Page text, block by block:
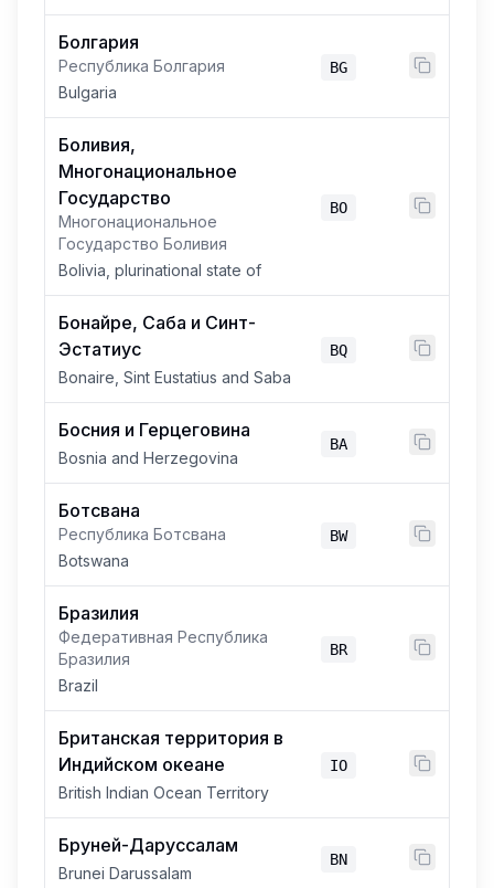
Болгария
Республика Болгария
Bulgaria
BG
Боливия,
Многонациональное
Государство
Многонациональное
Государство Боливия
Bolivia, plurinational state of
BO
Бонайре, Саба и Синт-
Эстатиус
Bonaire, Sint Eustatius and Saba
BQ
Босния и Герцеговина
Bosnia and Herzegovina
BA
Ботсвана
Республика Ботсвана
Botswana
BW
Бразилия
Федеративная Республика
Бразилия
Brazil
BR
Британская территория в
Индийском океане
British Indian Ocean Territory
IO
Бруней-Даруссалам
Brunei Darussalam
BN